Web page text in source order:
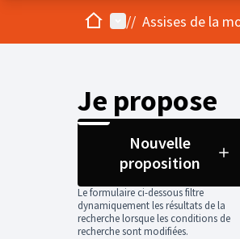
AccueilMenu principal
// Assises de la
Je propose
Nouvelle
proposition
Le formulaire ci-dessous filtre
dynamiquement les résultats de la
recherche lorsque les conditions de
recherche sont modifiées.